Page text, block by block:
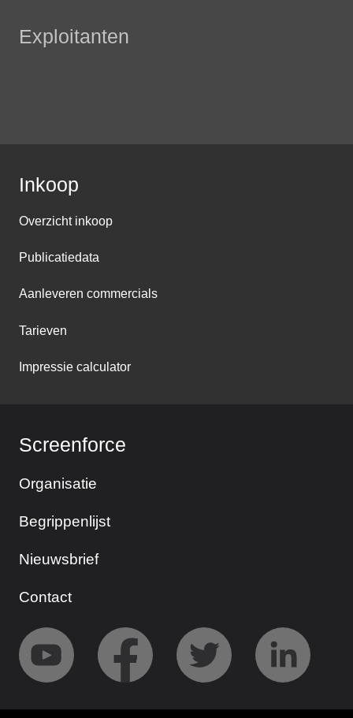
Exploitanten
Inkoop
Overzicht inkoop
Publicatiedata
Aanleveren commercials
Tarieven
Impressie calculator
Screenforce
Organisatie
Begrippenlijst
Nieuwsbrief
Contact